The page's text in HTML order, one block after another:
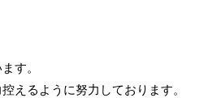
す。
えるように努力しております。